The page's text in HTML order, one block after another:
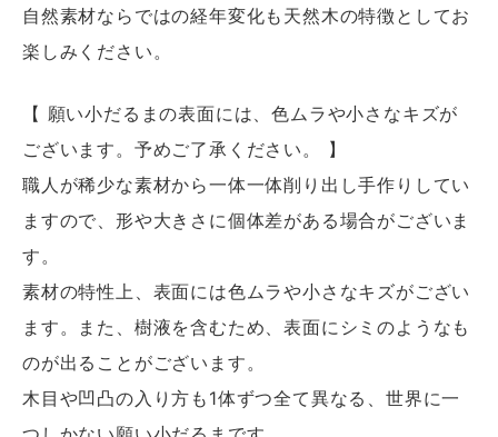
自然素材ならではの経年変化も天然木の特徴としてお
楽しみください。
【 願い小だるまの表面には、色ムラや小さなキズが
ございます。予めご了承ください。 】
職人が稀少な素材から一体一体削り出し手作りしてい
ますので、形や大きさに個体差がある場合がございま
す。
素材の特性上、表面には色ムラや小さなキズがござい
ます。また、樹液を含むため、表面にシミのようなも
のが出ることがございます。
木目や凹凸の入り方も1体ずつ全て異なる、世界に一